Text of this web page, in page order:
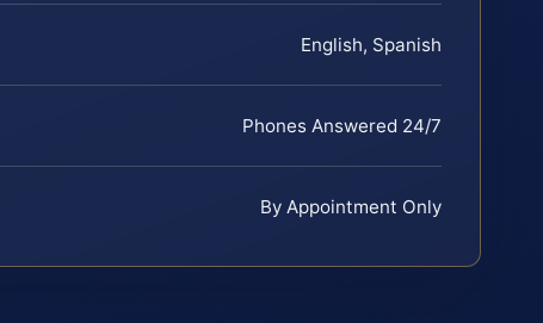
English, Spanish
Phones Answered 24/7
By Appointment Only